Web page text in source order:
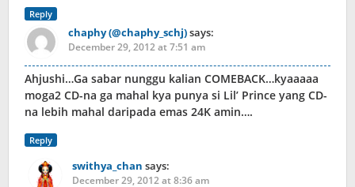
Reply
chaphy (@chaphy_schj)says:
December 29, 2012 at 7:51 am
Ahjushi…Ga sabar nunggu kalian COMEBACK…kyaaaaa
moga2 CD-na ga mahal kya punya si Lil’ Prince yang CD-
na lebih mahal daripada emas 24K amin….
Reply
swithya_chan says:
December 29, 2012 at 8:36 am